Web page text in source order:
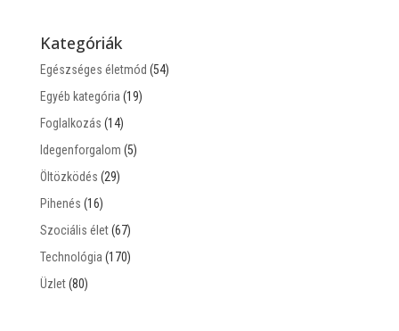
Kategóriák
Egészséges életmód (54)
Egyéb kategória (19)
Foglalkozás (14)
Idegenforgalom (5)
Öltözködés (29)
Pihenés (16)
Szociális élet(67)
Technológia (170)
Üzlet(80)